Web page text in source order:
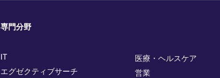
専門分野
IT
エグゼクティブサーチ
医療・ヘルスケア
営業